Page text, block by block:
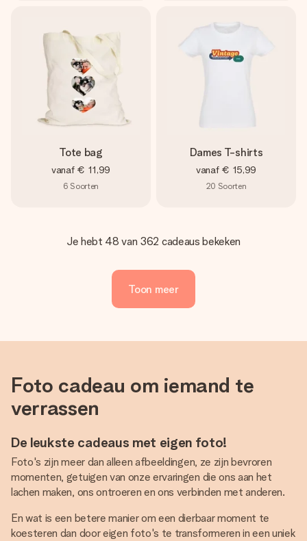
Tote bag
vanaf € 11,99
6 Soorten
Dames T-shirts
vanaf € 15,99
20 Soorten
Je hebt 48 van 362 cadeaus bekeken
Toon meer
Foto cadeau om iemand te
verrassen
De leukste cadeaus met eigen foto!
Foto's zijn meer dan alleen afbeeldingen, ze zijn bevroren
momenten, getuigen van onze ervaringen die ons aan het
lachen maken, ons ontroeren en ons verbinden met anderen.
En wat is een betere manier om een dierbaar moment te
koesteren dan door eigen foto's te transformeren in een uniek